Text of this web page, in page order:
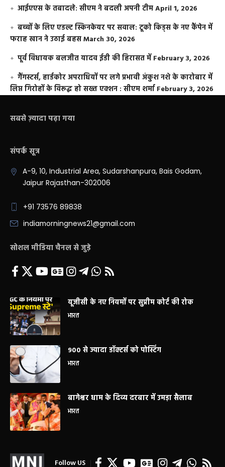
आईएएस के तबादले: सीएम ने बदली अपनी टीमApril 1, 2026
बच्चों के लिए एडल्ट स्किनकेयर पर सवाल: टूको किड्स के नए कैंपेन में
फराह खान ने उठाई बहसMarch 30, 2026
पूर्व विधायक बलजीत यादव ईडी की हिरासत में February 3, 2026
गैंगस्टर्स, हार्डकोर अपराधियों पर लगे प्रभावी अंकुश नशे के कारोबार में
लिप्त गिरोहों के विरूद्ध हो सख्त एक्शन : सीएम शर्मा February 3, 2026
सबसे ज़्यादा पढ़ा गया
संपर्क सूत्र
A-9, 10, Industrial Area, Sudarshanpura, Bais Godam,
Jaipur Rajasthan-302006
+91 73576 89838
indiamorningnews21@gmail.com
सोशल मीडिया चैनल से जुड़े
यूजीसी के नए नियमों पर सुप्रीम कोर्ट की रोक
भारत
900 से ज्यादा डॉक्टर्स को पोस्टिंग
भारत
बागेश्वर धाम के दिव्य दरबार में उमड़ा सैलाब
भारत
Follow US